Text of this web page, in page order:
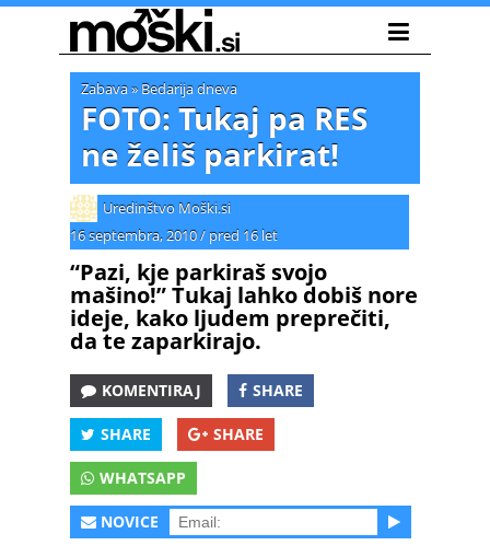
Zabava» Bedarija dneva
FOTO: Tukaj pa RES
ne želiš parkirat!
Uredinštvo Moški.si
16 septembra, 2010/ pred 16 let
“Pazi, kje parkiraš svojo
mašino!” Tukaj lahko dobiš nore
ideje, kako ljudem preprečiti,
da te zaparkirajo.
KOMENTIRAJ SHARE
SHARE SHARE
WHATSAPP
NOVICE